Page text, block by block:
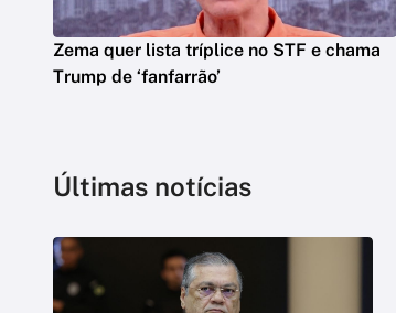
Zema quer lista tríplice no STF e chama
Trump de ‘fanfarrão’
Últimas notícias